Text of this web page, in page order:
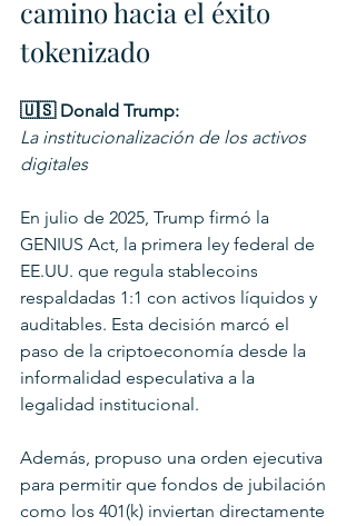
camino hacia el éxito
tokenizado
🇺🇸 Donald Trump:
La institucionalización de los activos
digitales
En julio de 2025, Trump firmó la
GENIUS Act, la primera ley federal de
EE.UU. que regula stablecoins
respaldadas 1:1 con activos líquidos y
auditables. Esta decisión marcó el
paso de la criptoeconomía desde la
informalidad especulativa a la
legalidad institucional.
Además, propuso una orden ejecutiva
para permitir que fondos de jubilación
como los 401(k) inviertan directamente